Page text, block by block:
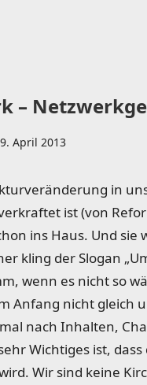
–
April 2013
in
ist (von
ins Haus. Und sie
kling der Slogan
wenn es nicht so
Anfang nicht gleich
nach Inhalten,
Wichtiges ist,
Wir sind keine